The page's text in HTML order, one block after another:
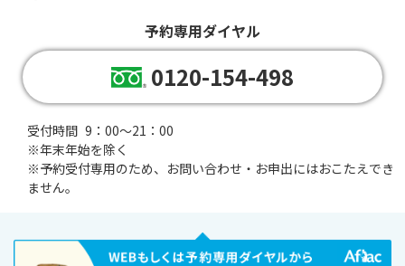
予約専用ダイヤル
0120-154-498
受付時間 9：00～21：00
※年末年始を除く
※予約受付専用のため、お問い合わせ・お申出にはおこたえでき
ません。